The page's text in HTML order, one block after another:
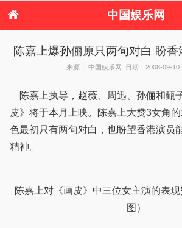
中国娱乐网
港台娱乐
日本娱乐 韩国娱
音乐新闻 影视新
港台明星八卦
日本韩国明星
八卦
陈嘉上爆孙俪原只两句对白 盼
来源： 中国娱乐网 日期：2008-09-10
陈嘉上执导，赵薇、周迅、孙俪和甄
皮》将于本月上映。陈嘉上大赞3女角
色最初只有两句对白，也盼望香港演员
精神。
陈嘉上对《画皮》中三位女主演的表
图）